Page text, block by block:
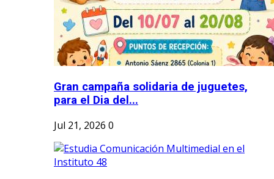
Gran campaña solidaria de juguetes,
para el Dia del...
Jul 21, 2026 0